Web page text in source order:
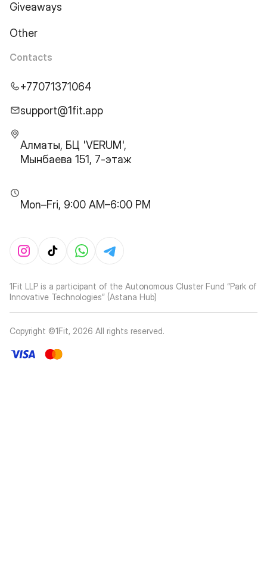
Giveaways
Other
Contacts
+77071371064
support@1fit.app
Алматы, БЦ 'VERUM',
Мынбаева 151, 7-этаж
Mon–Fri, 9:00 AM–6:00 PM
1Fit LLP is a participant of the Autonomous Cluster Fund “Park of
Innovative Technologies” (Astana Hub)
Copyright ©1Fit, 2026 All rights reserved.